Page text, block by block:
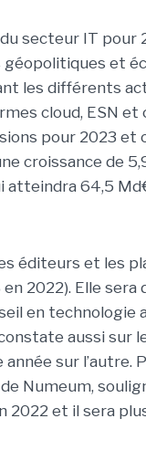
secteur IT pour
géopolitiques et
les différents
cloud, ESN et
pour 2023 et
croissance de
atteindra 64,5
éditeurs et les
2022). Elle sera
en technologie
aussi sur
sur l’autre.
Numeum,
2022 et il sera